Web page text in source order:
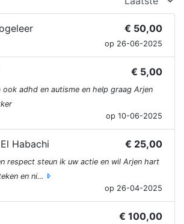
€ 50,00
op 26-06-2025
€ 5,00
ook adhd en autisme en help graag Arjen
op 10-06-2025
Habachi € 25,00
respect steun ik uw actie en wil Arjen hart
en ni…
op 26-04-2025
€ 100,00